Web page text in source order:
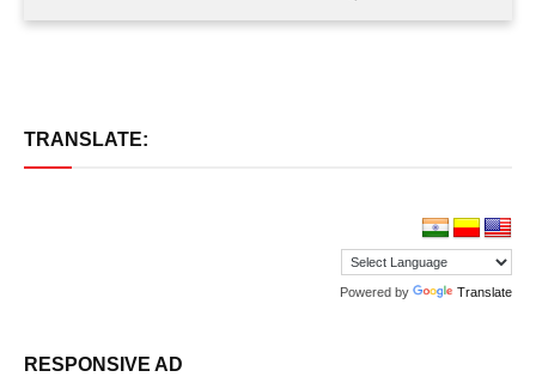
TRANSLATE:
Powered by Translate
RESPONSIVE AD